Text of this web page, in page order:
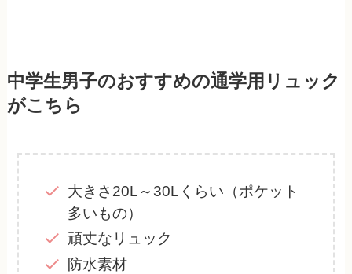
中学生男子のおすすめの通学用リュック
がこちら
大きさ20L～30Lくらい（ポケット
多いもの）
頑丈なリュック
防水素材